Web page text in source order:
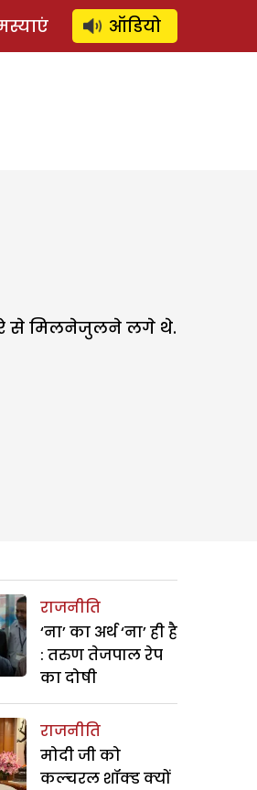
⚲ SUBSCRIBE
ऑडियो
से मिलनेजुलने लगे थे.
राजनीति
‘ना’ का अर्थ ‘ना’ ही है
: तरुण तेजपाल रेप
का दोषी
राजनीति
मोदी जी को
कल्चरल शॉक्ड क्यों